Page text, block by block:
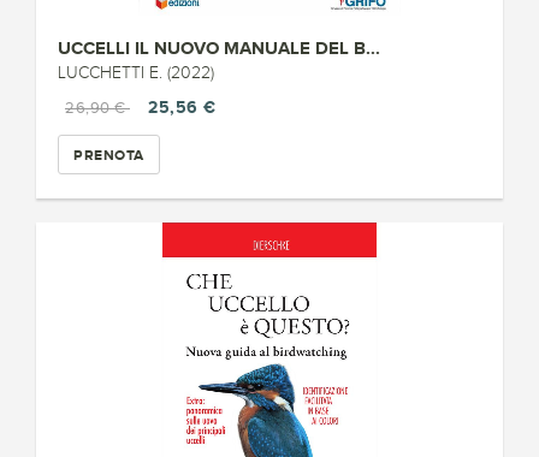
UCCELLI IL NUOVO MANUALE DEL B...
LUCCHETTI E. (2022)
26,90 €
25,56 €
PRENOTA